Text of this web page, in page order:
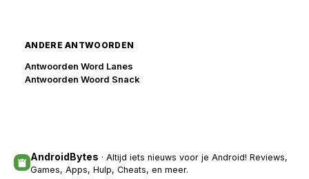
ANDERE ANTWOORDEN
Antwoorden Word Lanes
Antwoorden Woord Snack
AndroidBytes · Altijd iets nieuws voor je Android! Reviews,
Games, Apps, Hulp, Cheats, en meer.